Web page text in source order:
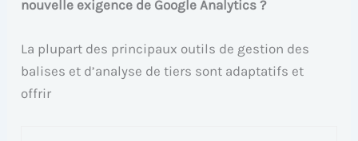
nouvelle exigence de Google Analytics ?
La plupart des principaux outils de gestion des
balises et d’analyse de tiers sont adaptatifs et
offrir